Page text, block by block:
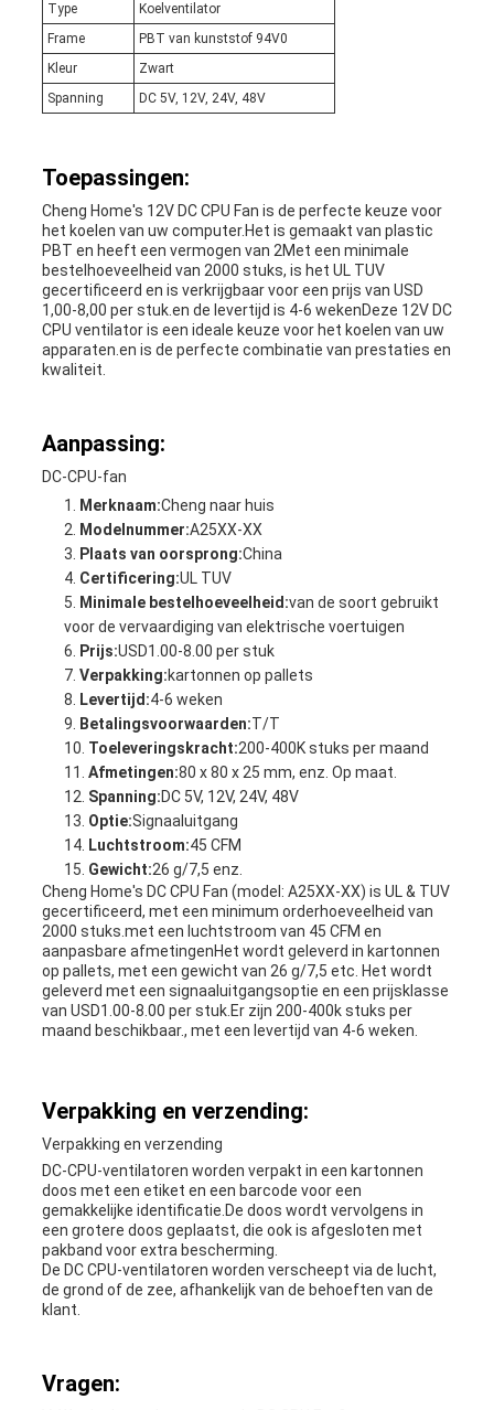
Type
Koelventilator
Frame
PBT van kunststof 94V0
Kleur
Zwart
Spanning
DC 5V, 12V, 24V, 48V
Toepassingen:
Cheng Home's 12V DC CPU Fan is de perfecte keuze voor
het koelen van uw computer.Het is gemaakt van plastic
PBT en heeft een vermogen van 2Met een minimale
bestelhoeveelheid van 2000 stuks, is het UL TUV
gecertificeerd en is verkrijgbaar voor een prijs van USD
1,00-8,00 per stuk.en de levertijd is 4-6 wekenDeze 12V DC
CPU ventilator is een ideale keuze voor het koelen van uw
apparaten.en is de perfecte combinatie van prestaties en
kwaliteit.
Aanpassing:
DC-CPU-fan
Merknaam:Cheng naar huis
Modelnummer:A25XX-XX
Plaats van oorsprong:China
Certificering:UL TUV
Minimale bestelhoeveelheid:van de soort gebruikt
voor de vervaardiging van elektrische voertuigen
Prijs:USD1.00-8.00 per stuk
Verpakking:kartonnen op pallets
Levertijd:4-6 weken
Betalingsvoorwaarden:T/T
Toeleveringskracht:200-400K stuks per maand
Afmetingen:80 x 80 x 25 mm, enz. Op maat.
Spanning:DC 5V, 12V, 24V, 48V
Optie:Signaaluitgang
Luchtstroom:45 CFM
Gewicht:26 g/7,5 enz.
Cheng Home's DC CPU Fan (model: A25XX-XX) is UL & TUV
gecertificeerd, met een minimum orderhoeveelheid van
2000 stuks.met een luchtstroom van 45 CFM en
aanpasbare afmetingenHet wordt geleverd in kartonnen
op pallets, met een gewicht van 26 g/7,5 etc. Het wordt
geleverd met een signaaluitgangsoptie en een prijsklasse
van USD1.00-8.00 per stuk.Er zijn 200-400k stuks per
maand beschikbaar., met een levertijd van 4-6 weken.
Verpakking en verzending:
Verpakking en verzending
DC-CPU-ventilatoren worden verpakt in een kartonnen
doos met een etiket en een barcode voor een
gemakkelijke identificatie.De doos wordt vervolgens in
een grotere doos geplaatst, die ook is afgesloten met
pakband voor extra bescherming.
De DC CPU-ventilatoren worden verscheept via de lucht,
de grond of de zee, afhankelijk van de behoeften van de
klant.
Vragen: